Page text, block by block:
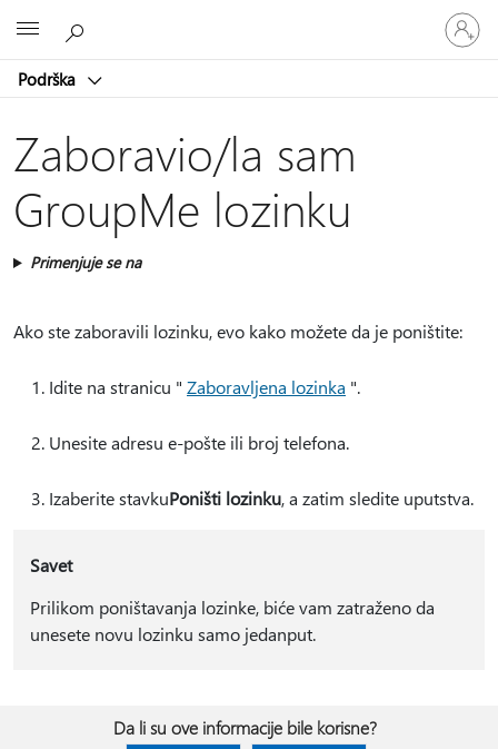
Podrška
Prijavite
se
na
Zaboravio/la sam
GroupMe lozinku
Primenjuje se na
Ako ste zaboravili lozinku, evo kako možete da je poništite:
Idite na stranicu " Zaboravljena lozinka ".
Unesite adresu e-pošte ili broj telefona.
Izaberite stavkuPoništi lozinku, a zatim sledite uputstva.
Savet
Prilikom poništavanja lozinke, biće vam zatraženo da
unesete novu lozinku samo jedanput.
Da li su ove informacije bile korisne?